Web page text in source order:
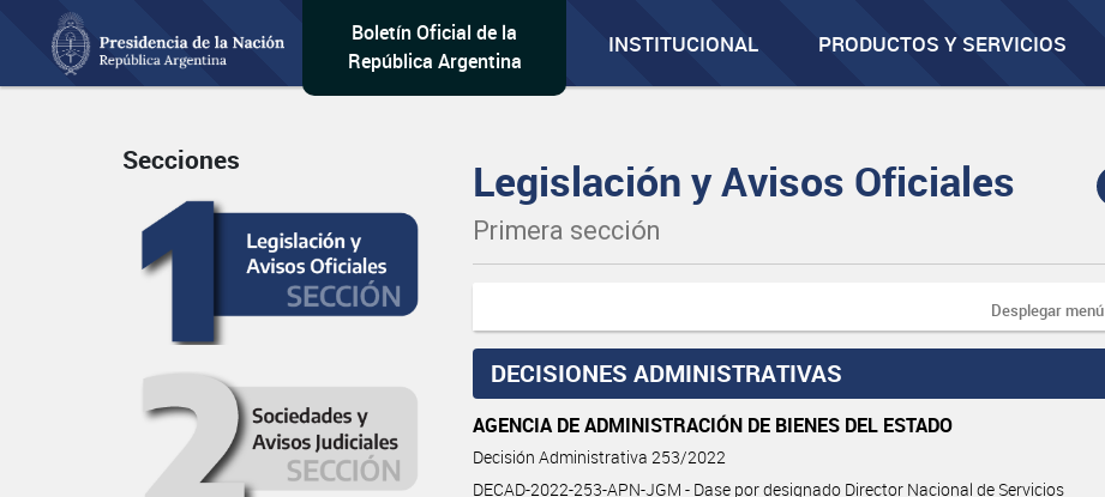
Boletín Oficial de la
República Argentina
INSTITUCIONAL PRODUCTOS Y SERVICIOS
Secciones Legislación y Avisos Oficiales
Primera sección
Desplegar menú
DECISIONES ADMINISTRATIVAS
AGENCIA DE ADMINISTRACIÓN DE BIENES DEL ESTADO
Decisión Administrativa 253/2022
DECAD-2022-253-APN-JGM - Dase por designado Director Nacional de Servicios